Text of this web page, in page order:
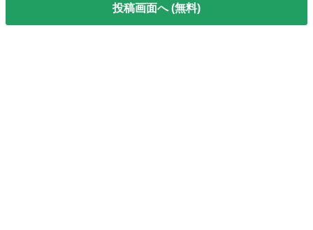
投稿画面へ (無料)